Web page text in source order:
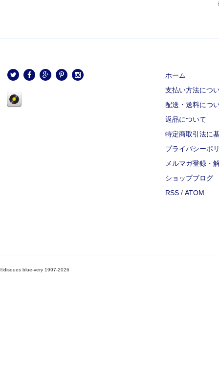
ホーム
支払い方法につ
配送・送料につ
返品について
特定商取引法に
プライバシーポ
メルマガ登録・
ショップブログ
RSS / ATOM
©disques blue-very 1997-2026